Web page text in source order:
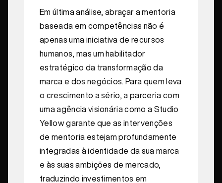
Em última análise, abraçar a mentoria
baseada em competências não é
apenas uma iniciativa de recursos
humanos, mas um habilitador
estratégico da transformação da
marca e dos negócios. Para quem leva
o crescimento a sério, a parceria com
uma agência visionária como a Studio
Yellow garante que as intervenções
de mentoria estejam profundamente
integradas à identidade da sua marca
e às suas ambições de mercado,
traduzindo investimentos em